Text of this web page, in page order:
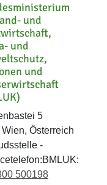
und
und
und
5
Österreich
-
500198